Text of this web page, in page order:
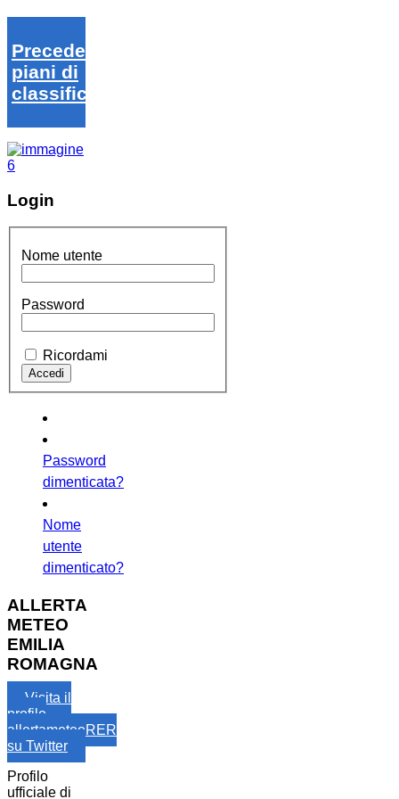
Precedenti
piani di
classifica
Login
Nome utente
Password
Ricordami
Password
dimenticata?
Nome
utente
dimenticato?
ALLERTA
METEO
EMILIA
ROMAGNA
Visita il
profilo
allertameteoRER
su Twitter
Profilo
ufficiale di